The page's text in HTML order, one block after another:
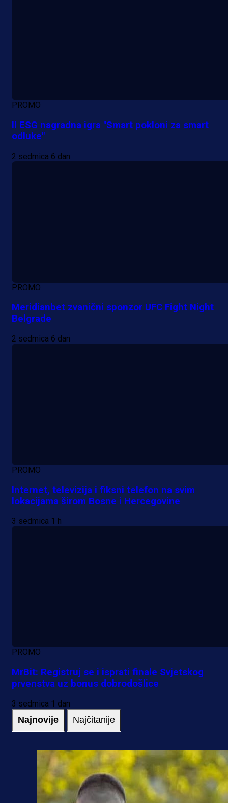
PROMO
II ESG nagradna igra "Smart pokloni za smart
odluke"
2 sedmica 6 dan
PROMO
Meridianbet zvanični sponzor UFC Fight Night
Belgrade
2 sedmica 6 dan
PROMO
Internet, televizija i fiksni telefon na svim
lokacijama širom Bosne i Hercegovine
3 sedmica 1 h
PROMO
MrBit: Registruj se i isprati finale Svjetskog
prvenstva uz bonus dobrodošlice
3 sedmica 1 dan
Najnovije Najčitanije